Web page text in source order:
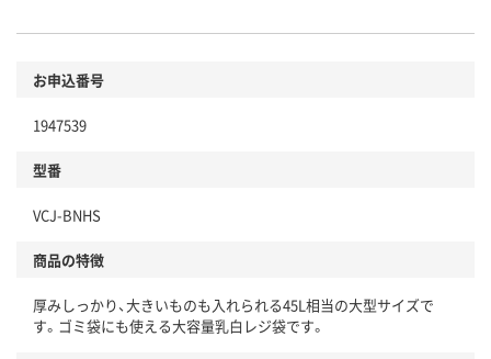
お申込番号
1947539
型番
VCJ-BNHS
商品の特徴
厚みしっかり、大きいものも入れられる45L相当の大型サイズで
す。ゴミ袋にも使える大容量乳白レジ袋です。